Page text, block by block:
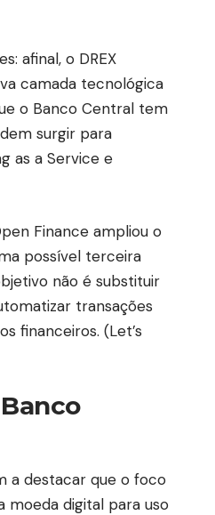
afinal, o DREX
camada tecnológica
o Banco Central tem
surgir para
as a Service e
Finance ampliou o
possível terceira
não é substituir
transações
financeiros. (Let’s
a destacar que o foco
moeda digital para uso